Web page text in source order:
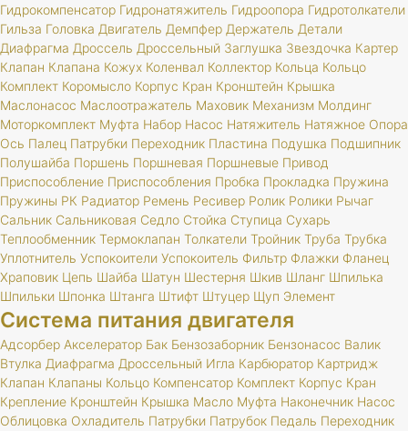
Гидрокомпенсатор Гидронатяжитель Гидроопора Гидротолкатели
Гильза Головка Двигатель Демпфер Держатель Детали
Диафрагма Дроссель Дроссельный Заглушка Звездочка Картер
Клапан Клапана Кожух Коленвал Коллектор Кольца Кольцо
Комплект Коромысло Корпус Кран Кронштейн Крышка
Маслонасос Маслоотражатель Маховик Механизм Молдинг
Моторкомплект Муфта Набор Насос Натяжитель Натяжное Опора
Ось Палец Патрубки Переходник Пластина Подушка Подшипник
Полушайба Поршень Поршневая Поршневые Привод
Приспособление Приспособления Пробка Прокладка Пружина
Пружины РК Радиатор Ремень Ресивер Ролик Ролики Рычаг
Сальник Сальниковая Седло Стойка Ступица Сухарь
Теплообменник Термоклапан Толкатели Тройник Труба Трубка
Уплотнитель Успокоители Успокоитель Фильтр Флажки Фланец
Храповик Цепь Шайба Шатун Шестерня Шкив Шланг Шпилька
Шпильки Шпонка Штанга Штифт Штуцер Щуп Элемент
Система питания двигателя
Адсорбер Акселератор Бак Бензозаборник Бензонасос Валик
Втулка Диафрагма Дроссельный Игла Карбюратор Картридж
Клапан Клапаны Кольцо Компенсатор Комплект Корпус Кран
Крепление Кронштейн Крышка Масло Муфта Наконечник Насос
Облицовка Охладитель Патрубки Патрубок Педаль Переходник